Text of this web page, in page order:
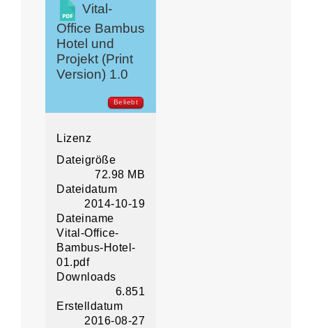
Vital-
Office Bambus
Hotel und
Projekt (Print
Version) 1.0
Beliebt
Lizenz
Dateigröße
72.98 MB
Dateidatum
2014-10-19
Dateiname
Vital-Office-
Bambus-Hotel-
01.pdf
Downloads
6.851
Erstelldatum
2016-08-27